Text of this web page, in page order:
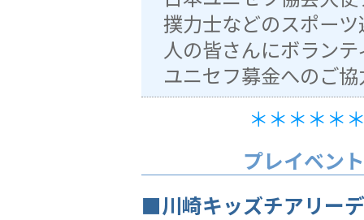
撲力士などのスポー
人の皆さんにボラン
ユニセフ募金へのご
＊＊＊＊＊
プレイベン
■川崎キッズチアリー